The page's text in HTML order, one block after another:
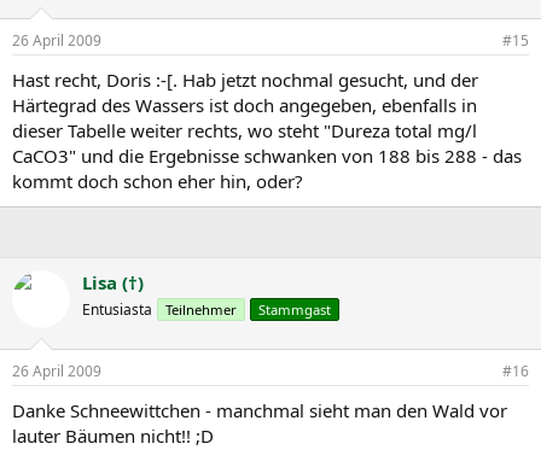
26 April 2009 #15
Hast recht, Doris :-[. Hab jetzt nochmal gesucht, und der
Härtegrad des Wassers ist doch angegeben, ebenfalls in
dieser Tabelle weiter rechts, wo steht "Dureza total mg/l
CaCO3" und die Ergebnisse schwanken von 188 bis 288 - das
kommt doch schon eher hin, oder?
Lisa (†)
Entusiasta Teilnehmer Stammgast
26 April 2009 #16
Danke Schneewittchen - manchmal sieht man den Wald vor
lauter Bäumen nicht!! ;D